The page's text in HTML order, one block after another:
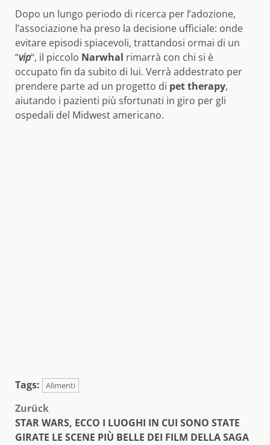
Dopo un lungo periodo di ricerca per l’adozione,
l’associazione ha preso la decisione ufficiale: onde
evitare episodi spiacevoli, trattandosi ormai di un
“vip“, il piccolo Narwhal rimarrà con chi si è
occupato fin da subito di lui. Verrà addestrato per
prendere parte ad un progetto di pet therapy,
aiutando i pazienti più sfortunati in giro per gli
ospedali del Midwest americano.
Tags: Alimenti
Beitragsnavigation
Zurück
STAR WARS, ECCO I LUOGHI IN CUI SONO STATE
GIRATE LE SCENE PIÙ BELLE DEI FILM DELLA SAGA